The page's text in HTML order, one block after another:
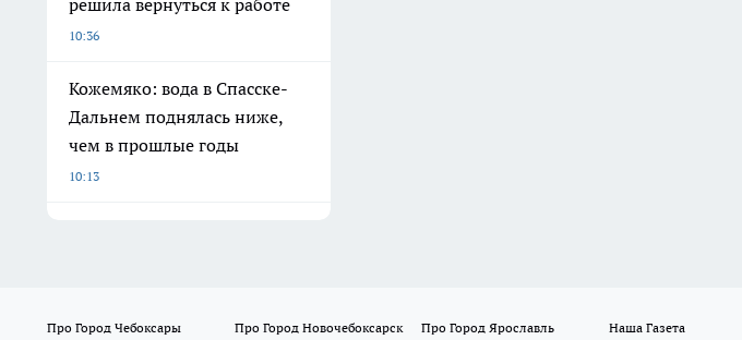
решила вернуться к работе
10:36
Кожемяко: вода в Спасске-
Дальнем поднялась ниже,
чем в прошлые годы
10:13
Про Город Чебоксары Про Город Новочебоксарск Про Город Ярославль Наша Газета